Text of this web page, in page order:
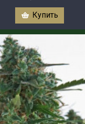
Купить